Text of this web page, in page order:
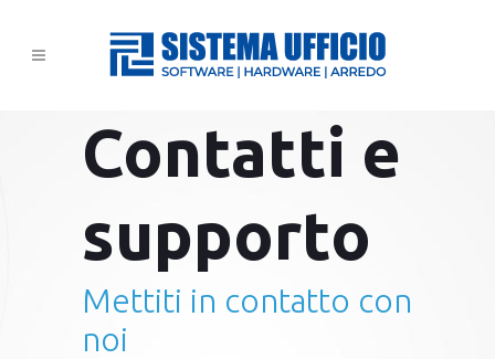
Contatti e
supporto
Mettiti in contatto con
noi